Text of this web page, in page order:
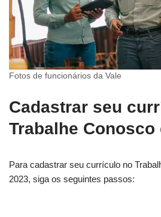
Fotos de funcionários da Vale
Cadastrar seu
Trabalhe Conosco
Para cadastrar seu currículo no
2023, siga os seguintes passos: